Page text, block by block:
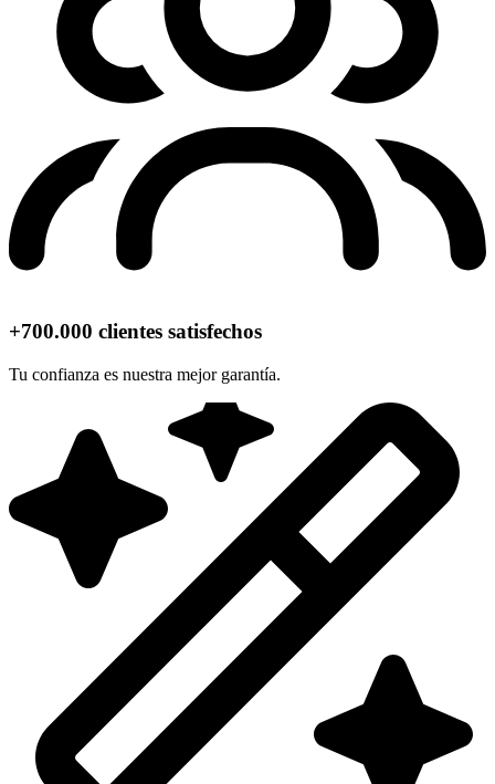
+700.000 clientes satisfechos
Tu confianza es nuestra mejor garantía.